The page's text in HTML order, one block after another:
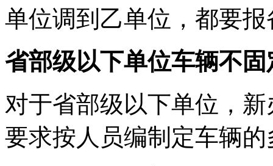
单位调到乙单位，都要
省部级以下单位车辆不固
对于省部级以下单位，
要求按人员编制定车辆